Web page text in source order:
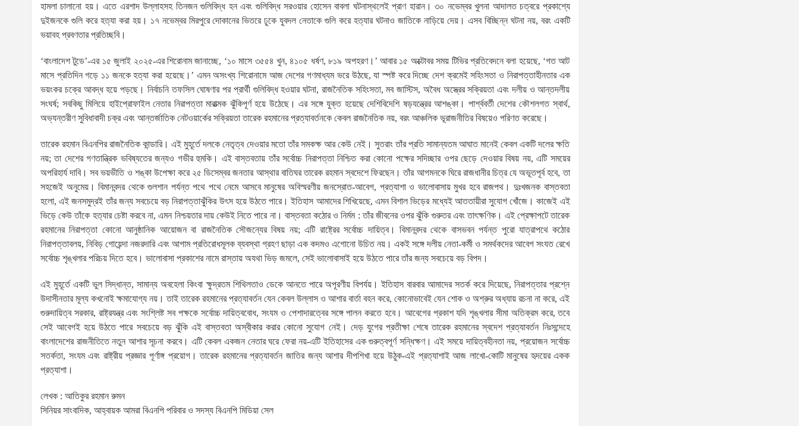
হামলা চালানো হয়। এতে এরশাদ উল্লাহসহ তিনজন গুলিবিদ্ধ হন এবং গুলিবিদ্ধ সরওয়ার হোসেন বাবলা ঘটনাস্থলেই প্রাণ হারান। ৩০ নভেম্বর খুলনা আদালত চত্বরে প্রকাশ্যে
দুইজনকে গুলি করে হত্যা করা হয়। ১৭ নভেম্বর মিরপুরে দোকানের ভিতরে ঢুকে যুবদল নেতাকে গুলি করে হত্যার ঘটনাও জাতিকে নাড়িয়ে দেয়। এসব বিচ্ছিন্ন ঘটনা নয়, বরং একটি
ভয়াবহ প্রবণতার প্রতিচ্ছবি।
‘বাংলাদেশ টুডে’-এর ১৫ জুলাই ২০২৫-এর শিরোনাম জানাচ্ছে, ‘১০ মাসে ৩৫৫৪ খুন, ৪১০৫ ধর্ষণ, ৮১৯ অপহরণ।’ আবার ১৫ অক্টোবর সময় টিভির প্রতিবেদনে বলা হয়েছে, ‘গত আট
মাসে প্রতিদিন গড়ে ১১ জনকে হত্যা করা হয়েছে।’ এমন অসংখ্য শিরোনামে আজ দেশের গণমাধ্যম ভরে উঠছে, যা স্পষ্ট করে দিচ্ছে দেশ ক্রমেই সহিংসতা ও নিরাপত্তাহীনতার এক
ভয়ংকর চক্রে আবদ্ধ হয়ে পড়ছে। নির্বাচনি তফসিল ঘোষণার পর প্রার্থী গুলিবিদ্ধ হওয়ার ঘটনা, রাজনৈতিক সহিংসতা, মব জাস্টিস, অবৈধ অস্ত্রের সক্রিয়তা এবং দলীয় ও আন্তদলীয়
সংঘর্ষ; সবকিছু মিলিয়ে হাইপ্রোফাইল নেতার নিরাপত্তা মারাত্মক ঝুঁকিপূর্ণ হয়ে উঠেছে। এর সঙ্গে যুক্ত হয়েছে দেশিবিদেশি ষড়যন্ত্রের আশঙ্কা। পার্শ্ববর্তী দেশের কৌশলগত স্বার্থ,
অভ্যন্তরীণ সুবিধাবাদী চক্র এবং আন্তর্জাতিক নেটওয়ার্কের সক্রিয়তা তারেক রহমানের প্রত্যাবর্তনকে কেবল রাজনৈতিক নয়, বরং আঞ্চলিক ভূরাজনীতির বিষয়েও পরিণত করেছে।
তারেক রহমান বিএনপির রাজনৈতিক কান্ডারি। এই মুহূর্তে দলকে নেতৃত্ব দেওয়ার মতো তাঁর সমকক্ষ আর কেউ নেই। সুতরাং তাঁর প্রতি সামান্যতম আঘাত মানেই কেবল একটি দলের ক্ষতি
নয়; তা দেশের গণতান্ত্রিক ভবিষ্যতের জন্যও গভীর হুমকি। এই বাস্তবতায় তাঁর সর্বোচ্চ নিরাপত্তা নিশ্চিত করা কোনো পক্ষের সদিচ্ছার ওপর ছেড়ে দেওয়ার বিষয় নয়, এটি সময়ের
অপরিহার্য দাবি। সব ভয়ভীতি ও শঙ্কা উপেক্ষা করে ২৫ ডিসেম্বর জনতার আস্থার বাতিঘর তারেক রহমান স্বদেশে ফিরছেন। তাঁর আগমনকে ঘিরে রাজধানীর চিত্র যে অভূতপূর্ব হবে, তা
সহজেই অনুমেয়। বিমানবন্দর থেকে গুলশান পর্যন্ত পথে পথে নেমে আসবে মানুষের অবিস্মরণীয় জনস্রোত-আবেগ, প্রত্যাশা ও ভালোবাসায় মুখর হবে রাজপথ। দুঃখজনক বাস্তবতা
হলো, এই জনসমুদ্রই তাঁর জন্য সবচেয়ে বড় নিরাপত্তাঝুঁকির উৎস হয়ে উঠতে পারে। ইতিহাস আমাদের শিখিয়েছে, এমন বিশাল ভিড়ের মধ্যেই আততায়ীরা সুযোগ খোঁজে। কাজেই এই
ভিড়ে কেউ তাঁকে হত্যার চেষ্টা করবে না, এমন নিশ্চয়তার দায় কেউই নিতে পারে না। বাস্তবতা কঠোর ও নির্মম : তাঁর জীবনের ওপর ঝুঁকি গুরুতর এবং তাৎক্ষণিক। এই প্রেক্ষাপটে তারেক
রহমানের নিরাপত্তা কোনো আনুষ্ঠানিক আয়োজন বা রাজনৈতিক সৌজন্যের বিষয় নয়; এটি রাষ্ট্রের সর্বোচ্চ দায়িত্ব। বিমানবন্দর থেকে বাসভবন পর্যন্ত পুরো যাত্রাপথে কঠোর
নিরাপত্তাবলয়, নিবিড় গোয়েন্দা নজরদারি এবং আগাম প্রতিরোধমূলক ব্যবস্থা গ্রহণ ছাড়া এক কদমও এগোনো উচিত নয়। একই সঙ্গে দলীয় নেতা-কর্মী ও সমর্থকদের আবেগ সংযত রেখে
সর্বোচ্চ শৃঙ্খলার পরিচয় দিতে হবে। ভালোবাসা প্রকাশের নামে রাস্তায় অযথা ভিড় জমলে, সেই ভালোবাসাই হয়ে উঠতে পারে তাঁর জন্য সবচেয়ে বড় বিপদ।
এই মুহূর্তে একটি ভুল সিদ্ধান্ত, সামান্য অবহেলা কিংবা ক্ষুদ্রতম শিথিলতাও ডেকে আনতে পারে অপূরণীয় বিপর্যয়। ইতিহাস বারবার আমাদের সতর্ক করে দিয়েছে, নিরাপত্তার প্রশ্নে
উদাসীনতার মূল্য কখনোই ক্ষমাযোগ্য নয়। তাই তারেক রহমানের প্রত্যাবর্তন যেন কেবল উল্লাস ও আশার বার্তা বহন করে, কোনোভাবেই যেন শোক ও অশ্রুর অধ্যায় রচনা না করে, এই
গুরুদায়িত্ব সরকার, রাষ্ট্রযন্ত্র এবং সংশ্লিষ্ট সব পক্ষকে সর্বোচ্চ দায়িত্ববোধ, সংযম ও পেশাদারত্বের সঙ্গে পালন করতে হবে। আবেগের প্রকাশ যদি শৃঙ্খলার সীমা অতিক্রম করে, তবে
সেই আবেগই হয়ে উঠতে পারে সবচেয়ে বড় ঝুঁকি এই বাস্তবতা অস্বীকার করার কোনো সুযোগ নেই। দেড় যুগের প্রতীক্ষা শেষে তারেক রহমানের স্বদেশ প্রত্যাবর্তন নিঃসন্দেহে
বাংলাদেশের রাজনীতিতে নতুন আশার সূচনা করবে। এটি কেবল একজন নেতার ঘরে ফেরা নয়-এটি ইতিহাসের এক গুরুত্বপূর্ণ সন্ধিক্ষণ। এই সময়ে দায়িত্বহীনতা নয়, প্রয়োজন সর্বোচ্চ
সতর্কতা, সংযম এবং রাষ্ট্রীয় প্রজ্ঞার পূর্ণাঙ্গ প্রয়োগ। তারেক রহমানের প্রত্যাবর্তন জাতির জন্য আশার দীপশিখা হয়ে উঠুক-এই প্রত্যাশাই আজ লাখো-কোটি মানুষের হৃদয়ের একক
প্রত্যাশা।
লেখক : আতিকুর রহমান রুমন
সিনিয়র সাংবাদিক, আহ্বায়ক আমরা বিএনপি পরিবার ও সদস্য বিএনপি মিডিয়া সেল